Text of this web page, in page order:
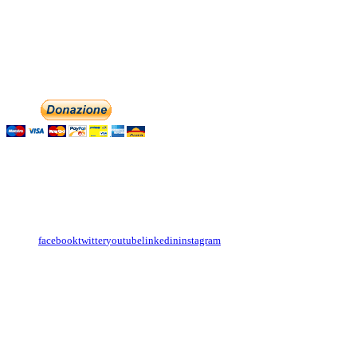
facebooktwitteryoutubelinkedininstagram
English
Italiano